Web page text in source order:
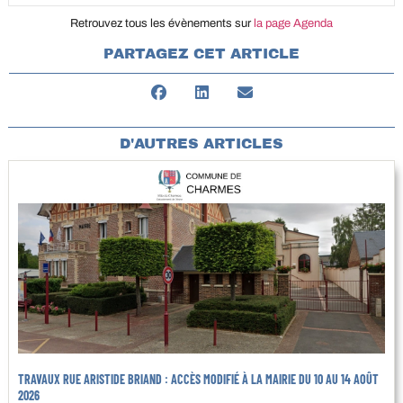
Retrouvez tous les évènements sur la page Agenda
PARTAGEZ CET ARTICLE
D'AUTRES ARTICLES
TRAVAUX RUE ARISTIDE BRIAND : ACCÈS MODIFIÉ À LA MAIRIE DU 10 AU 14 AOÛT
2026